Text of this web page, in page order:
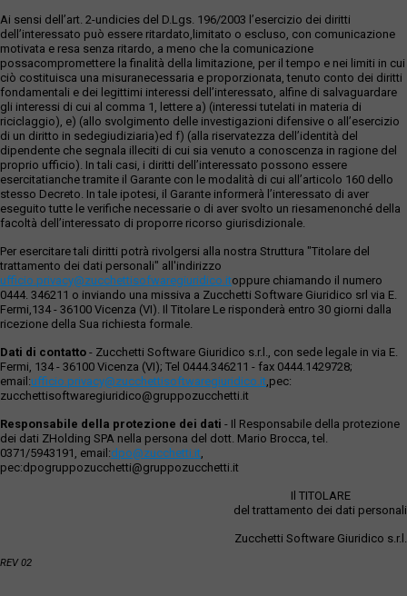
Ai sensi dell’art. 2-undicies del D.Lgs. 196/2003 l’esercizio dei diritti
dell’interessato può essere ritardato,limitato o escluso, con comunicazione
motivata e resa senza ritardo, a meno che la comunicazione
possacompromettere la finalità della limitazione, per il tempo e nei limiti in cui
ciò costituisca una misuranecessaria e proporzionata, tenuto conto dei diritti
fondamentali e dei legittimi interessi dell’interessato, alfine di salvaguardare
gli interessi di cui al comma 1, lettere a) (interessi tutelati in materia di
riciclaggio), e) (allo svolgimento delle investigazioni difensive o all’esercizio
di un diritto in sedegiudiziaria)ed f) (alla riservatezza dell’identità del
dipendente che segnala illeciti di cui sia venuto a conoscenza in ragione del
proprio ufficio). In tali casi, i diritti dell’interessato possono essere
esercitatianche tramite il Garante con le modalità di cui all’articolo 160 dello
stesso Decreto. In tale ipotesi, il Garante informerà l’interessato di aver
eseguito tutte le verifiche necessarie o di aver svolto un riesamenonché della
facoltà dell’interessato di proporre ricorso giurisdizionale.
Per esercitare tali diritti potrà rivolgersi alla nostra Struttura "Titolare del
trattamento dei dati personali" all'indirizzo
ufficio.privacy@zucchettisofwaregiuridico.itoppure chiamando il numero
0444. 346211 o inviando una missiva a Zucchetti Software Giuridico srl via E.
Fermi,134 - 36100 Vicenza (VI). Il Titolare Le risponderà entro 30 giorni dalla
ricezione della Sua richiesta formale.
Dati di contatto - Zucchetti Software Giuridico s.r.l., con sede legale in via E.
Fermi, 134 - 36100 Vicenza (VI); Tel 0444.346211 - fax 0444.1429728;
email:ufficio.privacy@zucchettisoftwaregiuridico.it,pec:
zucchettisoftwaregiuridico@gruppozucchetti.it
Responsabile della protezione dei dati - Il Responsabile della protezione
dei dati ZHolding SPA nella persona del dott. Mario Brocca, tel.
0371/5943191, email:dpo@zucchetti.it,
pec:dpogruppozucchetti@gruppozucchetti.it
Il TITOLARE
del trattamento dei dati personali
Zucchetti Software Giuridico s.r.l.
REV 02